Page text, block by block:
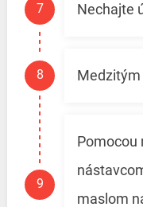
Nechajte
Medzitým
Pomocou
maslom